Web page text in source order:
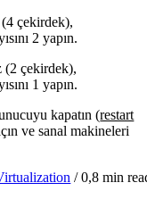
çekirdek),
2 yapın.
(2 çekirdek),
1 yapın.
kapatın (restart
ve sanal makineleri
/0,8 min